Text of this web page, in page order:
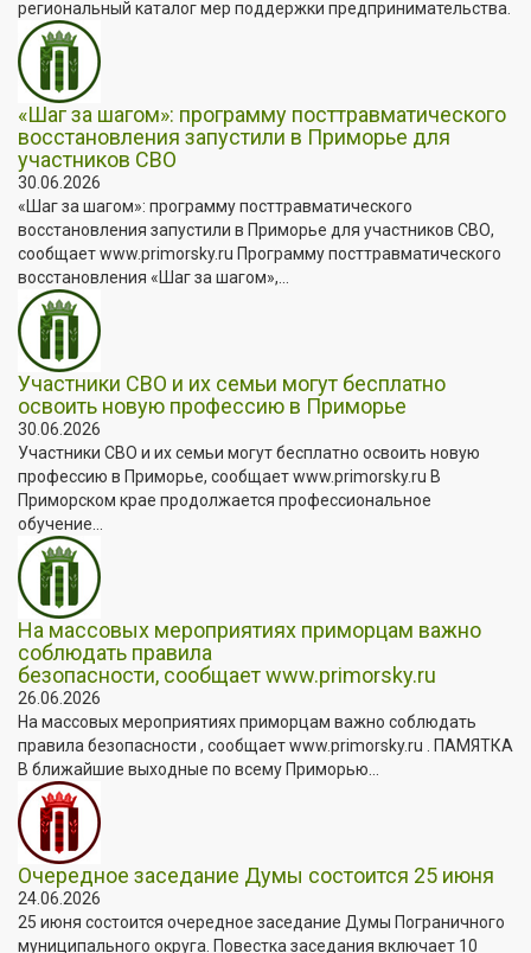
региональный каталог мер поддержки предпринимательства.
«Шаг за шагом»: программу посттравматического
восстановления запустили в Приморье для
участников СВО
30.06.2026
«Шаг за шагом»: программу посттравматического
восстановления запустили в Приморье для участников СВО,
сообщает www.primorsky.ru Программу посттравматического
восстановления «Шаг за шагом»,...
Участники СВО и их семьи могут бесплатно
освоить новую профессию в Приморье
30.06.2026
Участники СВО и их семьи могут бесплатно освоить новую
профессию в Приморье, сообщает www.primorsky.ru В
Приморском крае продолжается профессиональное
обучение...
На массовых мероприятиях приморцам важно
соблюдать правила
безопасности, сообщает www.primorsky.ru
26.06.2026
На массовых мероприятиях приморцам важно соблюдать
правила безопасности , сообщает www.primorsky.ru . ПАМЯТКА
В ближайшие выходные по всему Приморью...
Очередное заседание Думы состоится 25 июня
24.06.2026
25 июня состоится очередное заседание Думы Пограничного
муниципального округа. Повестка заседания включает 10